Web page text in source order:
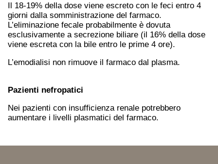
Il 18-19% della dose viene escreto con le feci entro 4
giorni dalla somministrazione del farmaco.
L’eliminazione fecale probabilmente è dovuta
esclusivamente a secrezione biliare (il 16% della dose
viene escreta con la bile entro le prime 4 ore).
L’emodialisi non rimuove il farmaco dal plasma.
Pazienti nefropatici
Nei pazienti con insufficienza renale potrebbero
aumentare i livelli plasmatici del farmaco.